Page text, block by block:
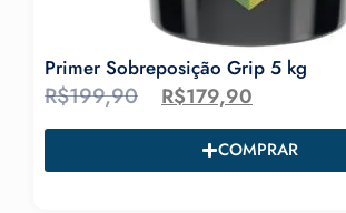
Primer Sobreposição Grip 5 kg
R$199,90 R$179,90
COMPRAR